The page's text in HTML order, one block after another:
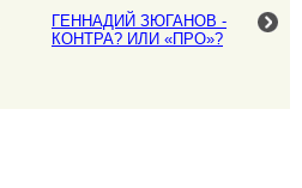
ГЕННАДИЙ ЗЮГАНОВ -
КОНТРА? ИЛИ «ПРО»?